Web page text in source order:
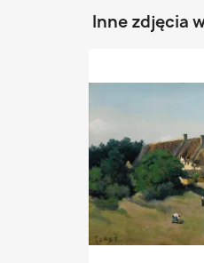
Inne zdjęcia